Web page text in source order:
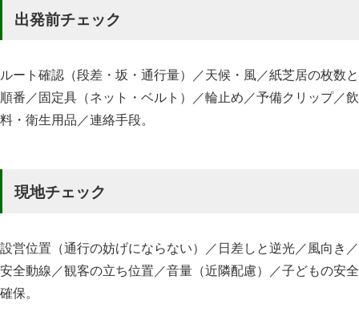
出発前チェック
ルート確認（段差・坂・通行量）／天候・風／紙芝居の枚数と
順番／固定具（ネット・ベルト）／輪止め／予備クリップ／飲
料・衛生用品／連絡手段。
現地チェック
設営位置（通行の妨げにならない）／日差しと逆光／風向き／
安全動線／観客の立ち位置／音量（近隣配慮）／子どもの安全
確保。